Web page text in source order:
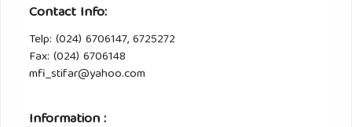
Contact Info:
Telp: (024) 6706147, 6725272
Fax: (024) 6706148
mfi_stifar@yahoo.com
Information :